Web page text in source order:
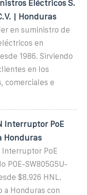
Eléctricos S.
| Honduras
en suministro de
en
1986. Sirviendo
en los
comerciales e
Interruptor PoE
Honduras
Interruptor PoE
POE-SW805G5U-
$8.926 HNL.
a Honduras con